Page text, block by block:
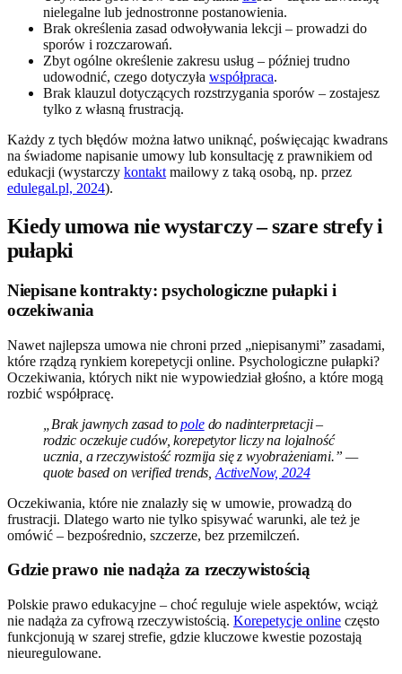
nielegalne lub jednostronne postanowienia.
Brak określenia zasad odwoływania lekcji – prowadzi do
sporów i rozczarowań.
Zbyt ogólne określenie zakresu usług – później trudno
udowodnić, czego dotyczyła współpraca.
Brak klauzul dotyczących rozstrzygania sporów – zostajesz
tylko z własną frustracją.
Każdy z tych błędów można łatwo uniknąć, poświęcając kwadrans
na świadome napisanie umowy lub konsultację z prawnikiem od
edukacji (wystarczy kontakt mailowy z taką osobą, np. przez
edulegal.pl, 2024).
Kiedy umowa nie wystarczy – szare strefy i
pułapki
Niepisane kontrakty: psychologiczne pułapki i
oczekiwania
Nawet najlepsza umowa nie chroni przed „niepisanymi” zasadami,
które rządzą rynkiem korepetycji online. Psychologiczne pułapki?
Oczekiwania, których nikt nie wypowiedział głośno, a które mogą
rozbić współpracę.
„Brak jawnych zasad topoledo nadinterpretacji –
rodzic oczekuje cudów, korepetytor liczy na lojalność
ucznia, a rzeczywistość rozmija się z wyobrażeniami.” —
quote based on verified trends, ActiveNow, 2024
Oczekiwania, które nie znalazły się w umowie, prowadzą do
frustracji. Dlatego warto nie tylko spisywać warunki, ale też je
omówić – bezpośrednio, szczerze, bez przemilczeń.
Gdzie prawo nie nadąża za rzeczywistością
Polskie prawo edukacyjne – choć reguluje wiele aspektów, wciąż
nie nadąża za cyfrową rzeczywistością. Korepetycje online często
funkcjonują w szarej strefie, gdzie kluczowe kwestie pozostają
nieuregulowane.